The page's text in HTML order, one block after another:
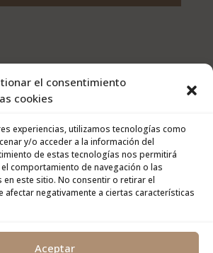
el consentimiento
cookies
experiencias, utilizamos tecnologías como
y/o acceder a la información del
de estas tecnologías nos permitirá
comportamiento de navegación o las
en este sitio. No consentir o retirar el
afectar negativamente a ciertas características
Aceptar